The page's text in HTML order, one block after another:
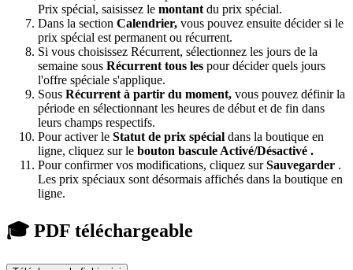
Prix spécial, saisissez le montant du prix spécial.
Dans la section Calendrier, vous pouvez ensuite décider si le
prix spécial est permanent ou récurrent.
Si vous choisissez Récurrent, sélectionnez les jours de la
semaine sous Récurrent tous les pour décider quels jours
l'offre spéciale s'applique.
Sous Récurrent à partir du moment, vous pouvez définir la
période en sélectionnant les heures de début et de fin dans
leurs champs respectifs.
Pour activer le Statut de prix spécial dans la boutique en
ligne, cliquez sur le bouton bascule Activé/Désactivé .
Pour confirmer vos modifications, cliquez surSauvegarder .
Les prix spéciaux sont désormais affichés dans la boutique en
ligne.
🎓 PDF téléchargeable